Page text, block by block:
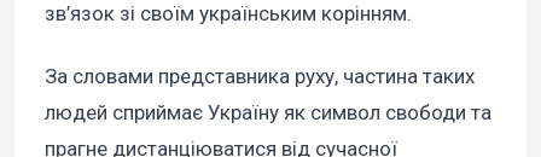
зв’язок зі своїм українським корінням.
За словами представника руху, частина таких
людей сприймає Україну як символ свободи та
прагне дистанціюватися від сучасної